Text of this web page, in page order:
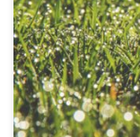
Sono Giorni buoni
realtà è già da
siamo ascoltata
e piccoli. Piace a
perché […]